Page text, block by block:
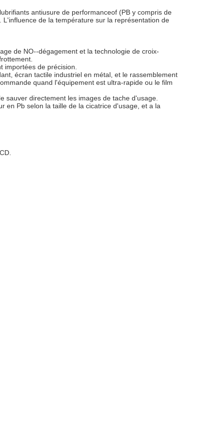
antiusure de performanceof (PB y compris de
de la température sur la représentation de
de NO--dégagement et la technologie de croix-
de précision.
écran tactile industriel en métal, et le rassemblement
quand l'équipement est ultra-rapide ou le film
directement les images de tache d'usage.
en Pb selon la taille de la cicatrice d'usage, et a la